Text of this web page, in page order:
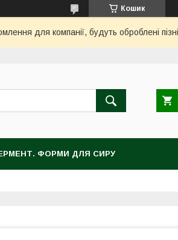
Кошик
для компанії, будуть оброблені
ФОРМИ ДЛЯ СИРУ